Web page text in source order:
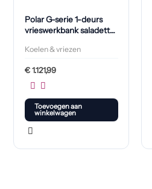
Polar G-serie 1-deurs
vrieswerkbank saladette
Koelen & vriezen
€1.121,99
Toevoegen aan
winkelwagen